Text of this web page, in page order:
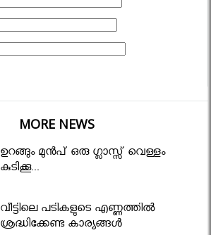
MORE NEWS
ഉറങ്ങും മുന്‍പ് ഒരു ഗ്ലാസ്സ് വെള്ളം
കുടിക്കൂ...
വീട്ടിലെ പടികളുടെ എണ്ണത്തിൽ
ശ്രദ്ധിക്കേണ്ട കാര്യങ്ങൾ